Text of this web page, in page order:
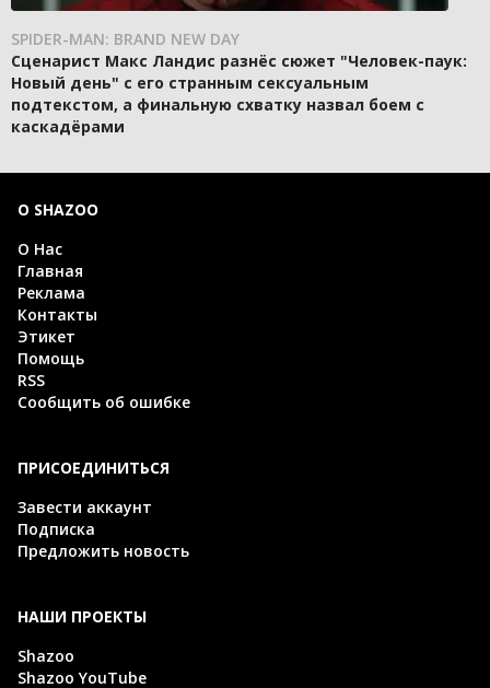
SPIDER-MAN: BRAND NEW DAY
Сценарист Макс Ландис разнёс сюжет "Человек-паук:
Новый день" с его странным сексуальным
подтекстом, а финальную схватку назвал боем с
каскадёрами
О SHAZOO
О Нас
Главная
Реклама
Контакты
Этикет
Помощь
RSS
Сообщить об ошибке
ПРИСОЕДИНИТЬСЯ
Завести аккаунт
Подписка
Предложить новость
НАШИ ПРОЕКТЫ
Shazoo
Shazoo YouTube